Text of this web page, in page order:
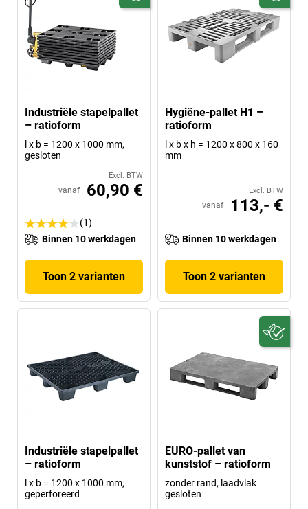
Industriële stapelpallet
– ratioform
l x b = 1200 x 1000 mm,
gesloten
Excl. BTW
vanaf 60,90 €
(1)
Binnen 10 werkdagen
Toon 2 varianten
Hygiëne-pallet H1 –
ratioform
l x b x h = 1200 x 800 x 160
mm
Excl. BTW
vanaf 113,- €
Binnen 10 werkdagen
Toon 2 varianten
Industriële stapelpallet
– ratioform
l x b = 1200 x 1000 mm,
geperforeerd
EURO-pallet van
kunststof – ratioform
zonder rand, laadvlak
gesloten